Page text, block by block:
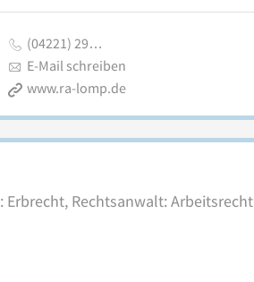
(04221) 29…
E-Mail schreiben
www.ra-lomp.de
Erbrecht, Rechtsanwalt: Arbeitsrecht